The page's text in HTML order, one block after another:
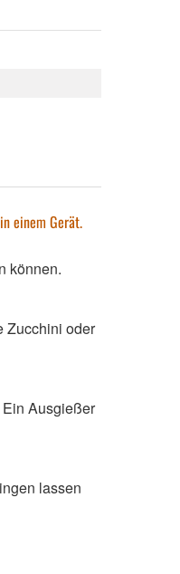
einem Gerät.
können.
Zucchini oder
Ausgießer
lassen